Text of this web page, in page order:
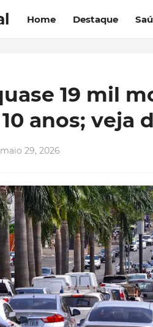
Home Destaque
19 mil
anos; veja
maio 29, 2026